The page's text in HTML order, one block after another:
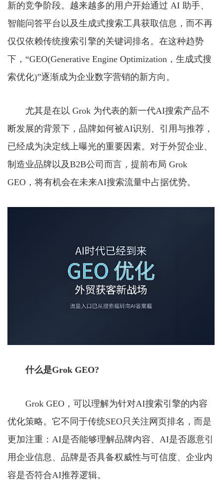
新的竞争阶段。越来越多的用户开始通过 AI 助手、
智能问答平台以及生成式搜索工具获取信息，而不再
仅仅依赖传统搜索引擎的关键词排名。在这种趋势
下，“GEO(Generative Engine Optimization，生成式搜
索优化)”逐渐成为企业数字营销的新方向。
尤其是在以 Grok 为代表的新一代AI搜索产品不
断发展的背景下，品牌如何被AI识别、引用与推荐，
已经成为决定线上曝光的重要因素。对于外贸企业、
制造业品牌以及B2B公司而言，提前布局 Grok
GEO，将有机会在未来AI搜索流量中占据优势。
什么是Grok GEO?
Grok GEO，可以理解为针对AI搜索引擎的内容
优化策略。它不同于传统SEO只关注网页排名，而是
更加注重：AI是否能够理解品牌内容、AI是否愿意引
用企业信息、品牌是否具备权威性与可信度、企业内
容是否符合AI推荐逻辑。